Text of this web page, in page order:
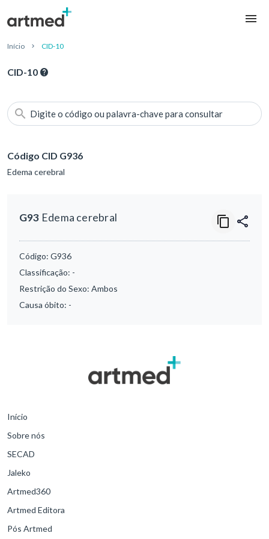
Início CID-10
CID-10
Digite o código ou palavra-chave para consultar
Código CID G936
Edema cerebral
G93 Edema cerebral
Código: G936
Classificação: -
Restrição do Sexo: Ambos
Causa óbito: -
Início
Sobre nós
SECAD
Jaleko
Artmed360
Artmed Editora
Pós Artmed